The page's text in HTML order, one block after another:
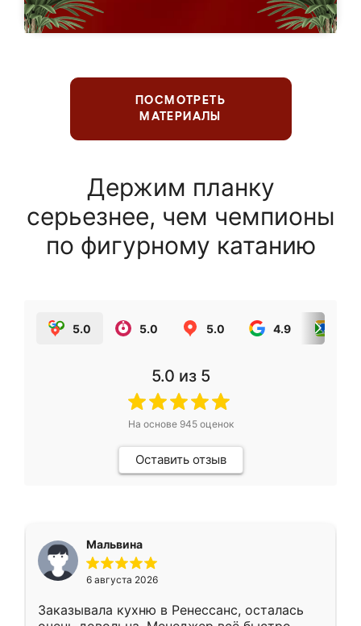
ПОСМОТРЕТЬ
МАТЕРИАЛЫ
Держим планку
серьезнее, чем чемпионы
по фигурному катанию
5.0 5.0 5.0 4.9
5.0 из 5
На основе 945оценок
Оставить отзыв
Мальвина
6 августа 2026
Заказывала кухню в Ренессанс, осталась